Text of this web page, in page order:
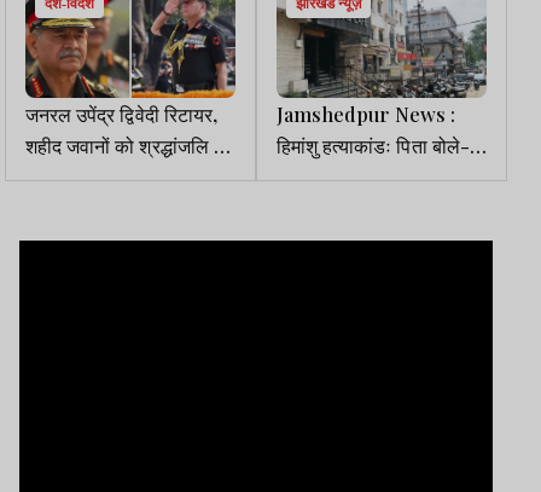
देश-विदेश
जनरल उपेंद्र द्विवेदी रिटायर,
शहीद जवानों को श्रद्धांजलि दी,
जनरल धीरज सेठ नये आर्मी
झारखंड न्यूज़
Jamshedpur News :
हिमांशु हत्याकांडः पिता बोले-
आरोपियों का एनकाउंटर होने के